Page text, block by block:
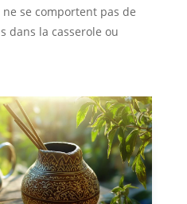
se comportent pas de
dans la casserole ou